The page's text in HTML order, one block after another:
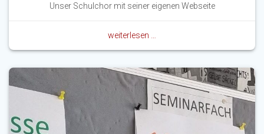
Unser Schulchor mit seiner eigenen Webseite
weiterlesen …